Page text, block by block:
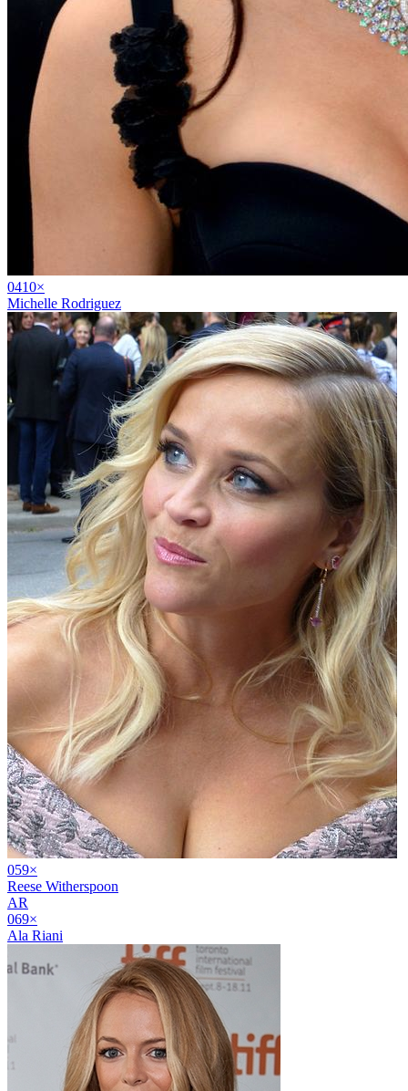
0410×
Michelle Rodriguez
059×
Reese Witherspoon
AR
069×
Ala Riani